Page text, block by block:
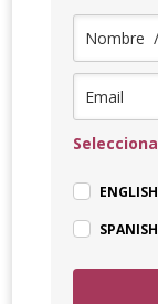
ENGLISH
SPANISH